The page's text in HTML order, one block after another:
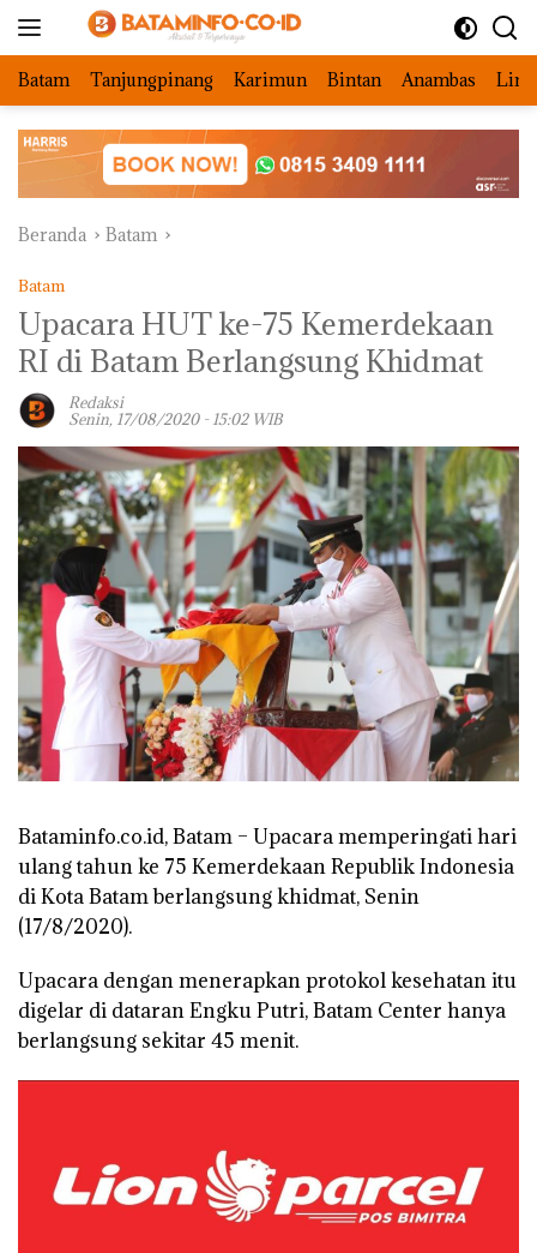
Batam Tanjungpinang Karimun Bintan Anambas
Beranda Batam
Batam
Upacara HUT ke-75 Kemerdekaan
RI di Batam Berlangsung Khidmat
Redaksi
Senin, 17/08/2020 - 15:02 WIB
Bataminfo.co.id, Batam – Upacara memperingati hari
ulang tahun ke 75 Kemerdekaan Republik Indonesia
di Kota Batam berlangsung khidmat, Senin
(17/8/2020).
Upacara dengan menerapkan protokol kesehatan itu
digelar di dataran Engku Putri, Batam Center hanya
berlangsung sekitar 45 menit.